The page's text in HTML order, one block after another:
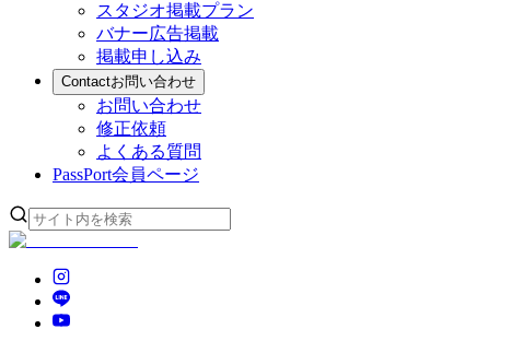
スタジオ掲載プラン
バナー広告掲載
掲載申し込み
Contactお問い合わせ
お問い合わせ
修正依頼
よくある質問
PassPort会員ページ